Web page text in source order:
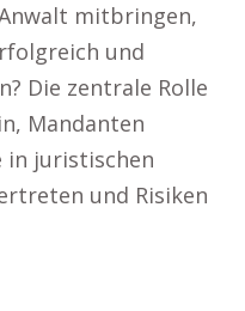
mitbringen,
und
Die zentrale Rolle
Mandanten
in juristischen
und Risiken